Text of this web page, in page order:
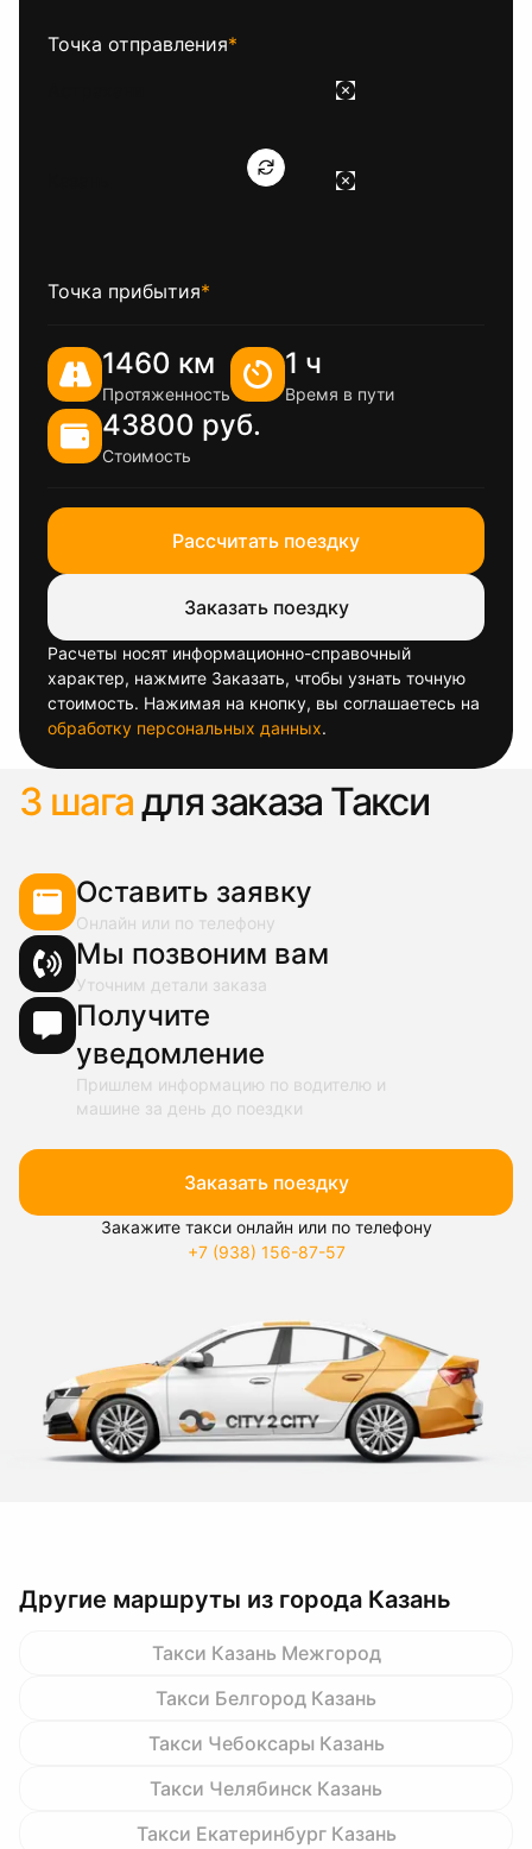
Точка отправления*
Точка прибытия*
1460 км
Протяженность
1 ч
Время в пути
43800 руб.
Стоимость
Рассчитать поездку
Заказать поездку
Расчеты носят информационно-справочный
характер, нажмите Заказать, чтобы узнать точную
стоимость. Нажимая на кнопку, вы соглашаетесь на
обработку персональных данных.
3 шагадля заказа Такси
Оставить заявку
Онлайн или по телефону
Мы позвоним вам
Уточним детали заказа
Получите
уведомление
Пришлем информацию по водителю и
машине за день до поездки
Заказать поездку
Закажите такси онлайн или по телефону
+7 (938) 156-87-57
Другие маршруты из города Казань
Такси Казань Межгород
Такси Белгород Казань
Такси Чебоксары Казань
Такси Челябинск Казань
Такси Екатеринбург Казань